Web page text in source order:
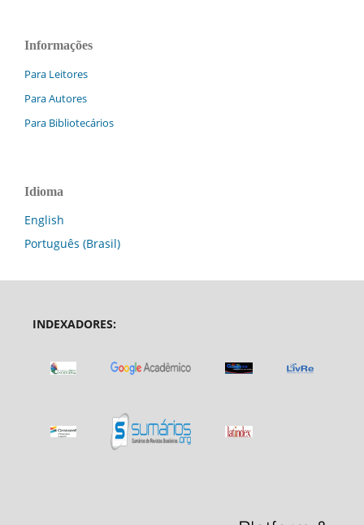
Informações
Para Leitores
Para Autores
Para Bibliotecários
Idioma
English
Português (Brasil)
INDEXADORES: